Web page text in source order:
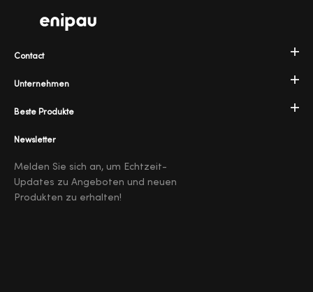
Unternehmen
Beste Produkte
Contact
Newsletter
Melden Sie sich an, um Echtzeit-
Updates zu Angeboten und neuen
Produkten zu erhalten!